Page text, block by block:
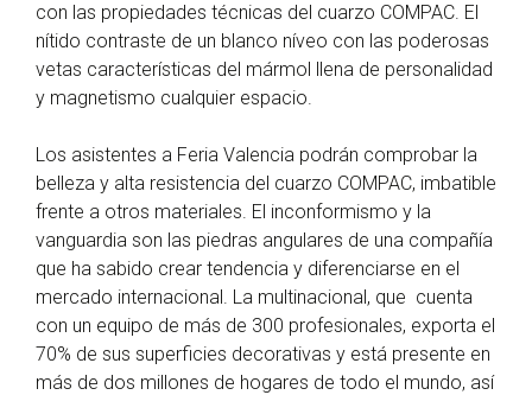
con las propiedades técnicas del cuarzo COMPAC. El
nítido contraste de un blanco níveo con las poderosas
vetas características del mármol llena de personalidad
y magnetismo cualquier espacio.
Los asistentes a Feria Valencia podrán comprobar la
belleza y alta resistencia del cuarzo COMPAC, imbatible
frente a otros materiales. El inconformismo y la
vanguardia son las piedras angulares de una compañía
que ha sabido crear tendencia y diferenciarse en el
mercado internacional. La multinacional, que cuenta
con un equipo de más de 300 profesionales, exporta el
70% de sus superficies decorativas y está presente en
más de dos millones de hogares de todo el mundo, así